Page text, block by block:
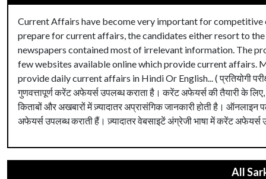
Current Affairs have become very important for competitive
prepare for current affairs, the candidates either resort to
newspapers contained most of irrelevant information. The
few websites available online which provide current affairs.
provide daily current affairs in Hindi Or English... ( प्रतियोगी
गुणवत्तापूर्ण करेंट अफेयर्स उपलब्ध कराता है। करेंट अफेयर्स की तैयारी के लिए,
किताबों और अखबारों में ज़्यादातर अप्रासंगिक जानकारी होती है।
अफेयर्स उपलब्ध कराती हैं। ज़्यादातर वेबसाइटें अंग्रेजी भाषा में करेंट
All